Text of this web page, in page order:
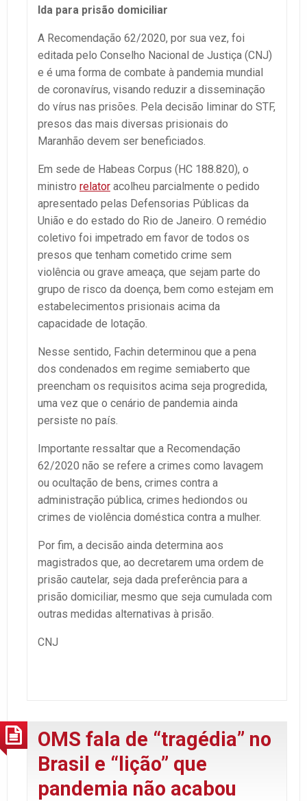
Ida para prisão domiciliar
A Recomendação 62/2020, por sua vez, foi
editada pelo Conselho Nacional de Justiça (CNJ)
e é uma forma de combate à pandemia mundial
de coronavírus, visando reduzir a disseminação
do vírus nas prisões. Pela decisão liminar do STF,
presos das mais diversas prisionais do
Maranhão devem ser beneficiados.
Em sede de Habeas Corpus (HC 188.820), o
ministro relator acolheu parcialmente o pedido
apresentado pelas Defensorias Públicas da
União e do estado do Rio de Janeiro. O remédio
coletivo foi impetrado em favor de todos os
presos que tenham cometido crime sem
violência ou grave ameaça, que sejam parte do
grupo de risco da doença, bem como estejam em
estabelecimentos prisionais acima da
capacidade de lotação.
Nesse sentido, Fachin determinou que a pena
dos condenados em regime semiaberto que
preencham os requisitos acima seja progredida,
uma vez que o cenário de pandemia ainda
persiste no país.
Importante ressaltar que a Recomendação
62/2020 não se refere a crimes como lavagem
ou ocultação de bens, crimes contra a
administração pública, crimes hediondos ou
crimes de violência doméstica contra a mulher.
Por fim, a decisão ainda determina aos
magistrados que, ao decretarem uma ordem de
prisão cautelar, seja dada preferência para a
prisão domiciliar, mesmo que seja cumulada com
outras medidas alternativas à prisão.
CNJ
OMS fala de “tragédia” no
Brasil e “lição” que
pandemia não acabou